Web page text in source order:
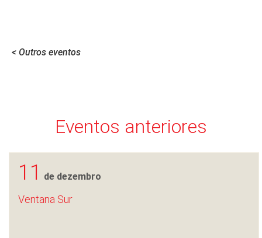
< Outros eventos
Eventos anteriores
11 de dezembro
Ventana Sur